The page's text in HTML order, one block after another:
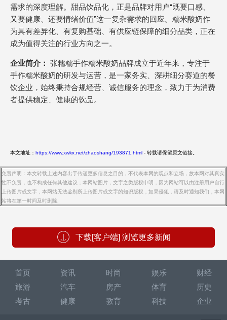
需求的深度理解。甜品饮品化，正是品牌对用户“既要口感、
又要健康、还要情绪价值”这一复杂需求的回应。糯米酸奶作
为具有差异化、有复购基础、有供应链保障的细分品类，正在
成为值得关注的行业方向之一。
企业简介： 张糯糯手作糯米酸奶品牌成立于近年来，专注于
手作糯米酸奶的研发与运营，是一家务实、深耕细分赛道的餐
饮企业，始终秉持合规经营、诚信服务的理念，致力于为消费
者提供稳定、健康的饮品。
本文地址： https://www.xwkx.net/zhaoshang/193871.html - 转载请保留原文链接。
免责声明：本文转载上述内容出于传递更多信息之目的，不代表本网的观点和立场，故本网对其真实
性不负责，也不构成任何其他建议；本网站图片，文字之类版权申明，因为网站可以由注册用户自行
上传图片或文字，本网站无法鉴别所上传图片或文字的知识版权，如果侵犯，请及时通知我们，本网
站将在第一时间及时删除.
下载[客户端] 浏览更多新闻
首页 资讯 时尚 娱乐
财经
旅游
汽车 房产 体育
历史
考古
健康 教育 科技 企业